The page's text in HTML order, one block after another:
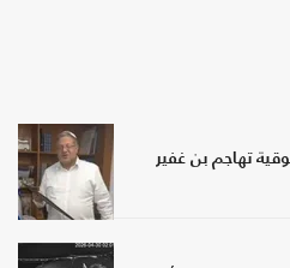
تهاجم بن غفير